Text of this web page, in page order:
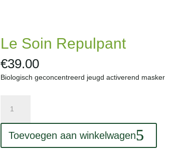
Le Soin Repulpant
€39.00
Biologisch geconcentreerd jeugd activerend masker
Soin
Repulpant
aantal
Toevoegen aan winkelwagen